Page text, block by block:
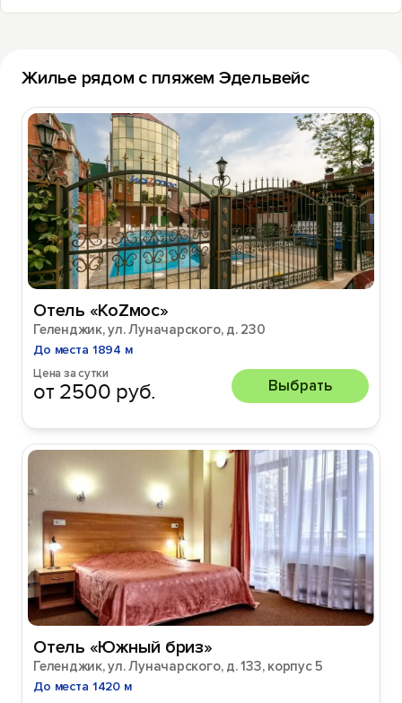
Жилье рядом с пляжем Эдельвейс
Отель «КоZмос»
Геленджик, ул. Луначарского, д. 230
До места 1894 м
Цена за сутки
от 2500 руб. Выбрать
Отель «Южный бриз»
Геленджик, ул. Луначарского, д. 133, корпус 5
До места 1420 м